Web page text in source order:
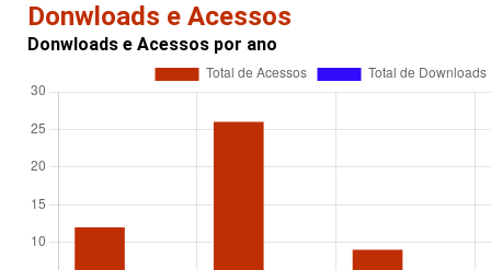
Donwloads e Acessos
Donwloads e Acessos por ano